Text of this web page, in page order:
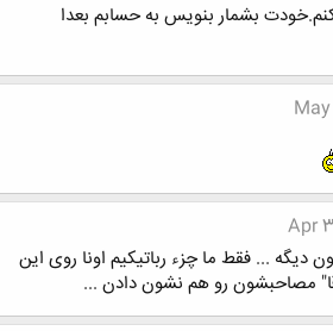
بشمار بنویس به حسابم بعدا
May
Apr
دیگه ... فقط ما چزء رباتیکیم اونا روی این
مصاحبشون رو هم نشون دادن ...